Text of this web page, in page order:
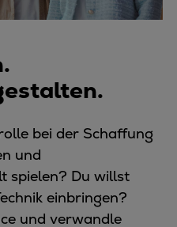
bei der Schaffung
und
spielen? Du willst
einbringen?
und verwandle